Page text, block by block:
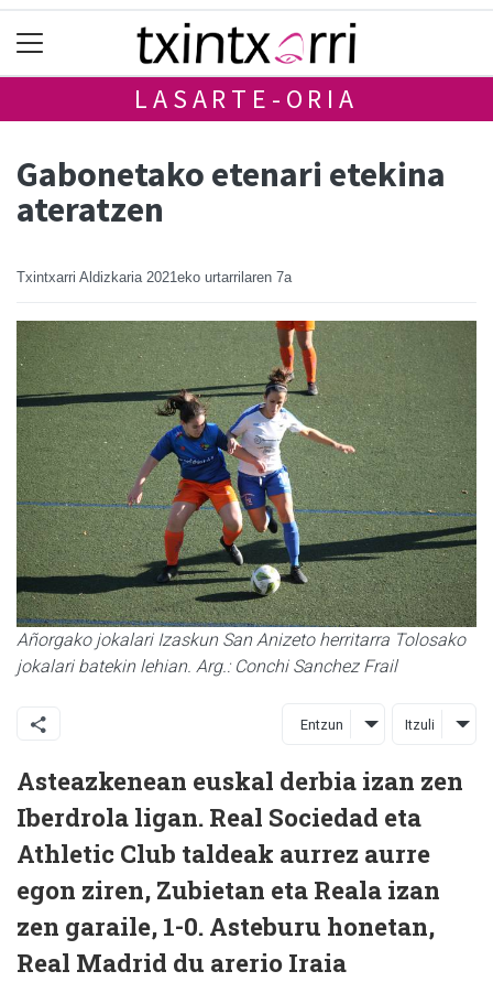
LASARTE-ORIA
Gabonetako etenari etekina
ateratzen
Txintxarri Aldizkaria 2021eko urtarrilaren 7a
Añorgako jokalari Izaskun San Anizeto herritarra Tolosako
jokalari batekin lehian. Arg.: Conchi Sanchez Frail
Entzun Itzuli
Asteazkenean euskal derbia izan zen
Iberdrola ligan. Real Sociedad eta
Athletic Club taldeak aurrez aurre
egon ziren, Zubietan eta Reala izan
zen garaile, 1-0. Asteburu honetan,
Real Madrid du arerio Iraia